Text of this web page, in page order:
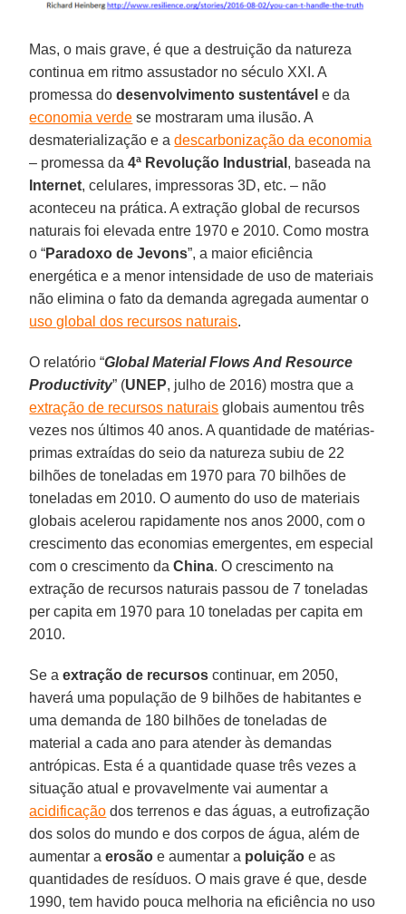
Mas, o mais grave, é que a destruição da natureza
continua em ritmo assustador no século XXI. A
promessa dodesenvolvimento sustentável e da
economia verde se mostraram uma ilusão. A
desmaterialização e adescarbonização da economia
– promessa da4ª Revolução Industrial , baseada na
Internet, celulares, impressoras 3D, etc. – não
aconteceu na prática. A extração global de recursos
naturais foi elevada entre 1970 e 2010. Como mostra
o “Paradoxo de Jevons”, a maior eficiência
energética e a menor intensidade de uso de materiais
não elimina o fato da demanda agregada aumentar o
uso global dos recursos naturais.
O relatório “Global Material Flows And Resource
Productivity” (UNEP, julho de 2016) mostra que a
extração de recursos naturais globais aumentou três
vezes nos últimos 40 anos. A quantidade de matérias-
primas extraídas do seio da natureza subiu de 22
bilhões de toneladas em 1970 para 70 bilhões de
toneladas em 2010. O aumento do uso de materiais
globais acelerou rapidamente nos anos 2000, com o
crescimento das economias emergentes, em especial
com o crescimento daChina. O crescimento na
extração de recursos naturais passou de 7 toneladas
per capita em 1970 para 10 toneladas per capita em
2010.
Se aextração de recursos continuar, em 2050,
haverá uma população de 9 bilhões de habitantes e
uma demanda de 180 bilhões de toneladas de
material a cada ano para atender às demandas
antrópicas. Esta é a quantidade quase três vezes a
situação atual e provavelmente vai aumentar a
acidificação dos terrenos e das águas, a eutrofização
dos solos do mundo e dos corpos de água, além de
aumentar aerosão e aumentar a poluição e as
quantidades de resíduos. O mais grave é que, desde
1990, tem havido pouca melhoria na eficiência no uso